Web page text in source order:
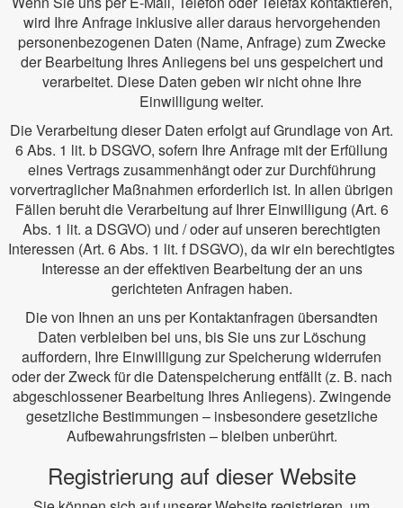
wird Ihre Anfrage inklusive aller daraus hervorgehenden
personenbezogenen Daten (Name, Anfrage) zum Zwecke
der Bearbeitung Ihres Anliegens bei uns gespeichert und
verarbeitet. Diese Daten geben wir nicht ohne Ihre
Einwilligung weiter.
Die Verarbeitung dieser Daten erfolgt auf Grundlage von Art.
6 Abs. 1 lit. b DSGVO, sofern Ihre Anfrage mit der Erfüllung
eines Vertrags zusammenhängt oder zur Durchführung
vorvertraglicher Maßnahmen erforderlich ist. In allen übrigen
Fällen beruht die Verarbeitung auf Ihrer Einwilligung (Art. 6
Abs. 1 lit. a DSGVO) und / oder auf unseren berechtigten
Interessen (Art. 6 Abs. 1 lit. f DSGVO), da wir ein berechtigtes
Interesse an der effektiven Bearbeitung der an uns
gerichteten Anfragen haben.
Die von Ihnen an uns per Kontaktanfragen übersandten
Daten verbleiben bei uns, bis Sie uns zur Löschung
auffordern, Ihre Einwilligung zur Speicherung widerrufen
oder der Zweck für die Datenspeicherung entfällt (z. B. nach
abgeschlossener Bearbeitung Ihres Anliegens). Zwingende
gesetzliche Bestimmungen – insbesondere gesetzliche
Aufbewahrungsfristen – bleiben unberührt.
Registrierung auf dieser Website